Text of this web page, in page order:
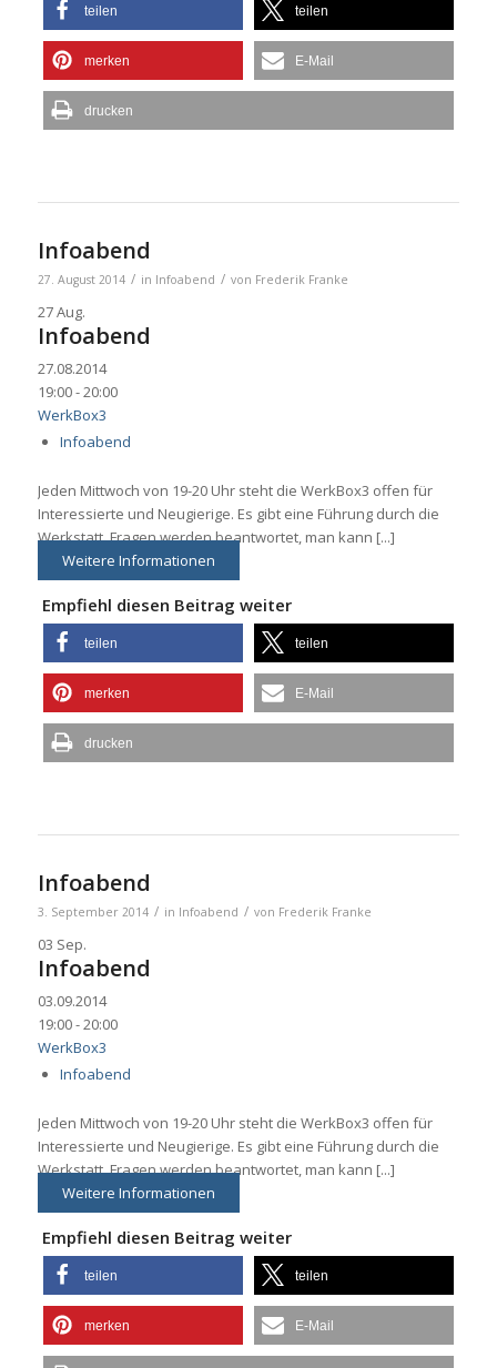
teilen teilen
merken E-Mail
drucken
Infoabend
27. August 2014 / in Infoabend / von Frederik Franke
27Aug.
Infoabend
27.08.2014
19:00 - 20:00
WerkBox3
Infoabend
Jeden Mittwoch von 19-20 Uhr steht die WerkBox3 offen für
Interessierte und Neugierige. Es gibt eine Führung durch die
Werkstatt, Fragen werden beantwortet, man kann [...]
Weitere Informationen
Empfiehl diesen Beitrag weiter
teilen teilen
merken E-Mail
drucken
Infoabend
3. September 2014 / in Infoabend / von Frederik Franke
03 Sep.
Infoabend
03.09.2014
19:00 - 20:00
WerkBox3
Infoabend
Jeden Mittwoch von 19-20 Uhr steht die WerkBox3 offen für
Interessierte und Neugierige. Es gibt eine Führung durch die
Werkstatt, Fragen werden beantwortet, man kann [...]
Weitere Informationen
Empfiehl diesen Beitrag weiter
teilen teilen
merken E-Mail